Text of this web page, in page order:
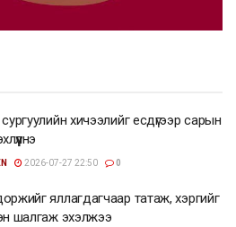
хичээлийг есдүгээр сарын
2026-07-27 22:50 0
яллагдагчаар татаж, хэргийг
шалгаж эхэлжээ